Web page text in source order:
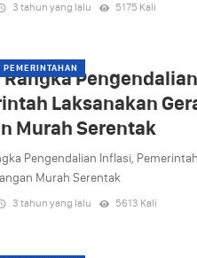
3 tahun yang lalu 5175 Kali
PEMERINTAHAN
Rangka
Laksanakan
Murah Serentak
Pengendalian Inflasi,
Murah Serentak
3 tahun yang lalu 5613 Kali